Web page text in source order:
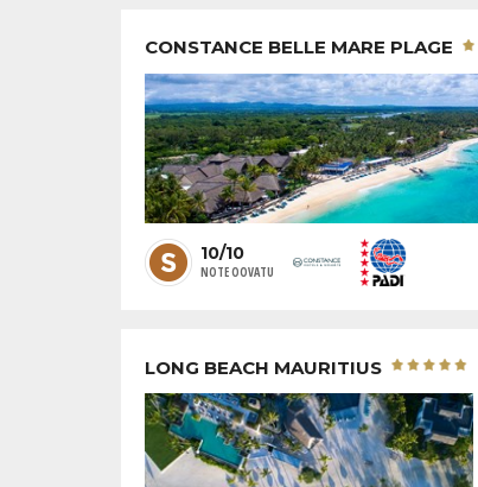
CONSTANCE BELLE MARE PLAGE
10/10
NOTE OOVATU
LONG BEACH MAURITIUS